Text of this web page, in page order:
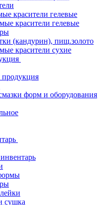
красители гелевые
красители гелевые
(кандурин), пищ.золото
красители сухие
форм и оборудования
сушка